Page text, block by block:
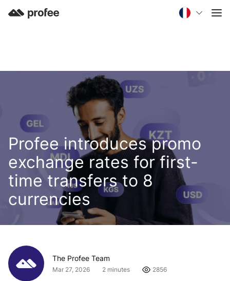
Profee introduces promo
exchange rates for first-
time transfers to 8
currencies
The Profee Team
Mar 27, 2026 2 minutes 2856